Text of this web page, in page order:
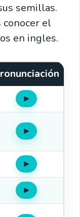
semillas.
el
en ingles.
▶Oír
▶Oír
▶Oír
▶Oír